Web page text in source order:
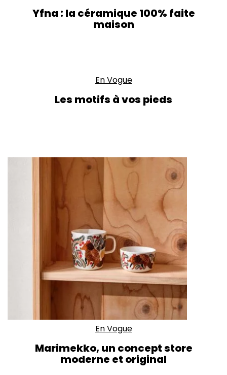
Yfna : la céramique 100% faite
maison
En Vogue
Les motifs à vos pieds
En Vogue
Marimekko, un concept store
moderne et original